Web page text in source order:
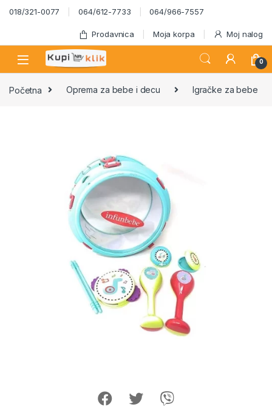
Skip to navigation
Skip to content
018/321-0077 064/612-7733 064/966-7557
Prodavnica Moja korpa Moj nalog
0
Početna Oprema za bebe i decu Igračke za bebe